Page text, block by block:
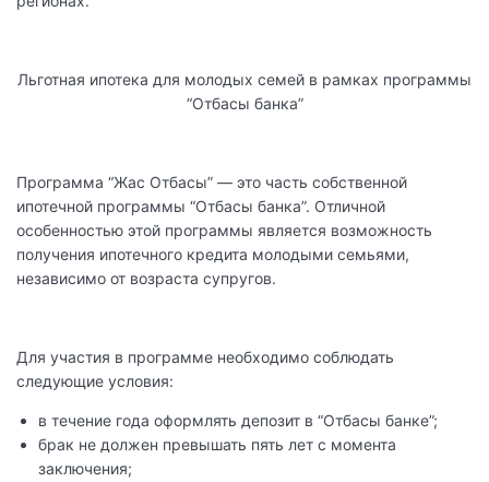
Льготная ипотека для молодых семей в рамках программы
“Отбасы банка”
Программа “Жас Отбасы” — это часть собственной
ипотечной программы “Отбасы банка”. Отличной
особенностью этой программы является возможность
получения ипотечного кредита молодыми семьями,
независимо от возраста супругов.
Для участия в программе необходимо соблюдать
следующие условия:
в течение года оформлять депозит в “Отбасы банке”;
брак не должен превышать пять лет с момента
заключения;